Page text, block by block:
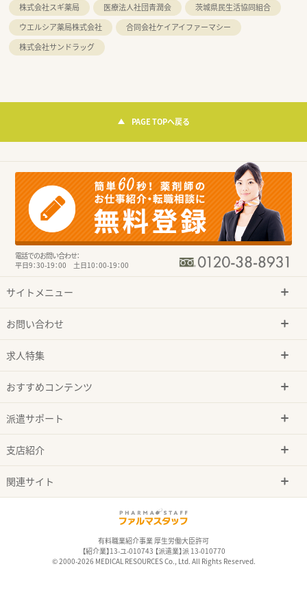
株式会社スギ薬局
医療法人社団青潤会
茨城県民生活協同組合
ウエルシア薬局株式会社
合同会社ケイアイファーマシー
株式会社サンドラッグ
PAGE TOPへ戻る
電話でのお問い合わせ：
平日9：30-19：00 土日10：00-19：00
サイトメニュー
お問い合わせ
求人特集
おすすめコンテンツ
派遣サポート
支店紹介
関連サイト
有料職業紹介事業 厚生労働大臣許可
【紹介業】13-ユ-010743 【派遣業】派 13-010770
© 2000-2026 MEDICAL RESOURCES Co., Ltd. All Rights Reserved.